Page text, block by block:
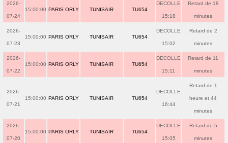
2026-
07-24
15:00:00 PARIS ORLY TUNISAIR TU654
DECOLLE
15:18
Retard de 18
minutes
2026-
07-23
15:00:00 PARIS ORLY TUNISAIR TU654
DECOLLE
15:02
Retard de 2
minutes
2026-
07-22
15:00:00 PARIS ORLY TUNISAIR TU654
DECOLLE
15:11
Retard de 11
minutes
2026-
07-21
15:00:00 PARIS ORLY TUNISAIR TU654
DECOLLE
16:44
Retard de 1
heure et 44
minutes
2026-
07-20
15:00:00 PARIS ORLY TUNISAIR TU654
DECOLLE
15:05
Retard de 5
minutes